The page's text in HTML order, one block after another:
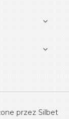
przez Silbet